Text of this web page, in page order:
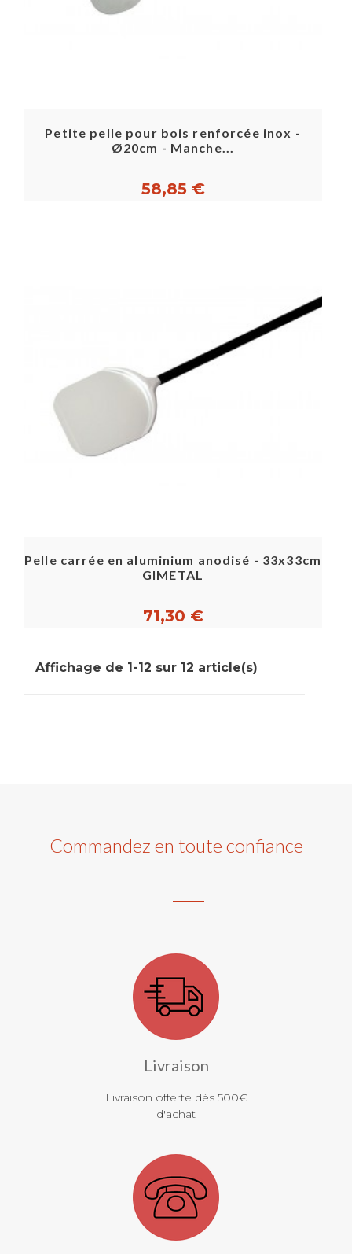
Petite pelle pour bois renforcée inox -
Ø20cm - Manche...
58,85 €
Pelle carrée en aluminium anodisé - 33x33cm
GIMETAL
71,30 €
Affichage de 1-12 sur 12 article(s)
Commandez en toute confiance
Livraison
Livraison offerte dès 500€
d'achat